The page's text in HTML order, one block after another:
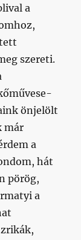
a
szereti.
önjelölt
már
a
hát
pörög,
a